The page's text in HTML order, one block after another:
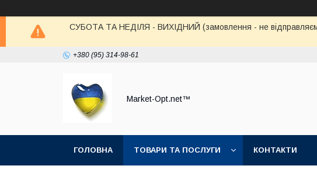
СУБОТА ТА НЕДІЛЯ - ВИХІДНИЙ (замовлення - не
+380 (95) 314-98-61
Market-Opt.net™
ГОЛОВНА ТОВАРИ ТА ПОСЛУГИ КОНТАКТИ